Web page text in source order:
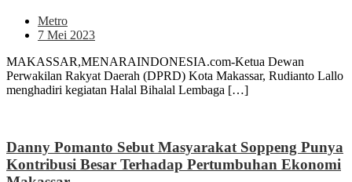
Metro
7 Mei 2023
MAKASSAR,MENARAINDONESIA.com-Ketua Dewan
Perwakilan Rakyat Daerah (DPRD) Kota Makassar, Rudianto Lallo
menghadiri kegiatan Halal Bihalal Lembaga […]
Danny Pomanto Sebut Masyarakat Soppeng Punya
Kontribusi Besar Terhadap Pertumbuhan Ekonomi